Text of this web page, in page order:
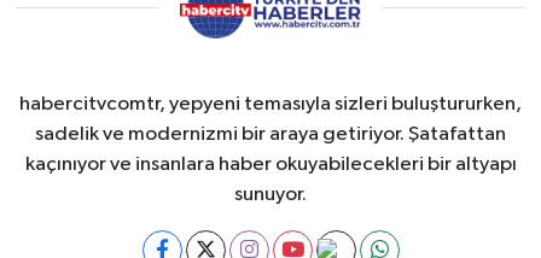
habercitvcomtr, yepyeni temasıyla sizleri buluştururken,
sadelik ve modernizmi bir araya getiriyor. Şatafattan
kaçınıyor ve insanlara haber okuyabilecekleri bir altyapı
sunuyor.